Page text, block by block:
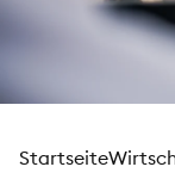
Startseite